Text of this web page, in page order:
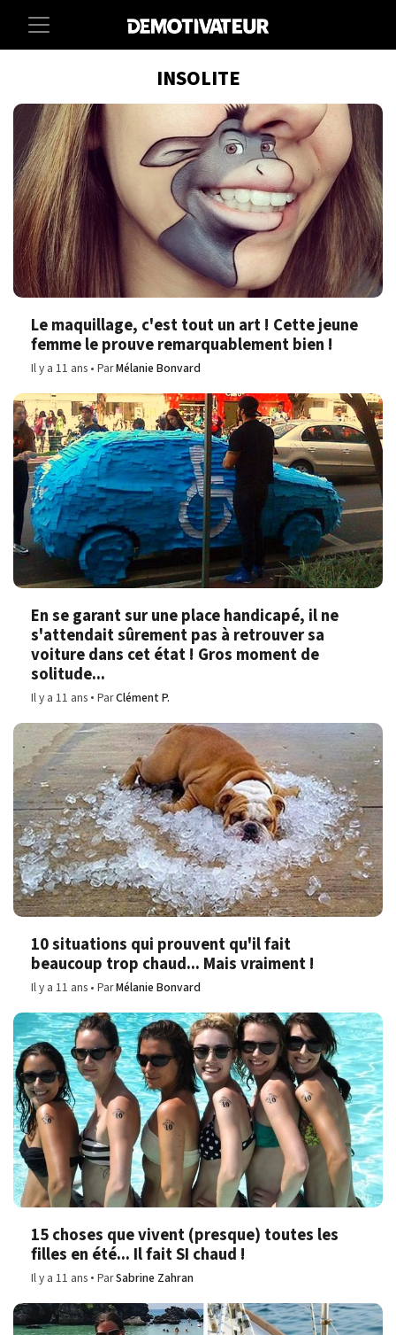
INSOLITE
Le maquillage, c'est tout un art ! Cette jeune
femme le prouve remarquablement bien !
Il y a 11 ans ParMélanie Bonvard
En se garant sur une place handicapé, il ne
s'attendait sûrement pas à retrouver sa
voiture dans cet état ! Gros moment de
solitude...
Il y a 11 ans ParClément P.
10 situations qui prouvent qu'il fait
beaucoup trop chaud... Mais vraiment !
Il y a 11 ans ParMélanie Bonvard
15 choses que vivent (presque) toutes les
filles en été... Il fait SI chaud !
Il y a 11 ans ParSabrine Zahran